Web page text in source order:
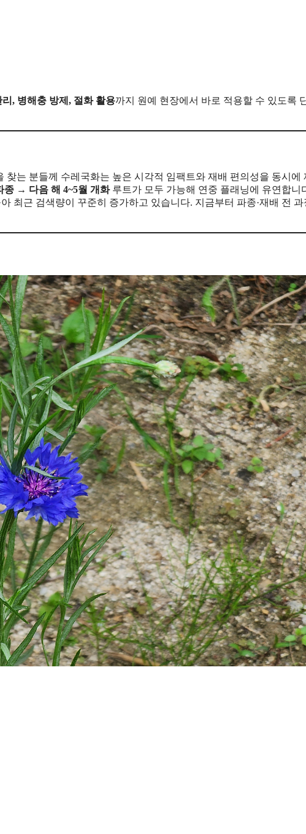
, 병해충 방제, 절화 활용까지 원예 현장에서 바로 적용할 수 있도록
는 분들께 수레국화는 높은 시각적 임팩트와 재배 편의성을 동시에
종 → 다음 해 4~5월 개화루트가 모두 가능해 연중 플래닝에 유연합니
최근 검색량이 꾸준히 증가하고 있습니다. 지금부터 파종·재배 전 과